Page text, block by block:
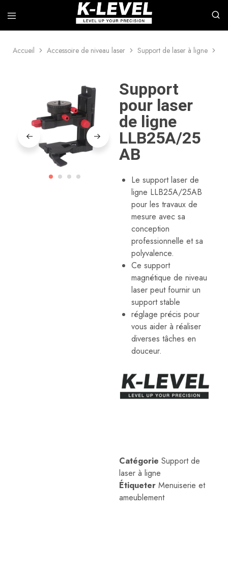
k-
d'instruments
de
mesure
de
haute
précision
Nous
recherche,
le
développement
et
la
fabrication
d'outils
de
mesure
laser
de
Accueil Accessoire de niveau laser Support de laser à ligne
Support
pour laser
de ligne
LLB25A/25
AB
Le support laser de
ligne LLB25A/25AB
pour les travaux de
mesure avec sa
conception
professionnelle et sa
polyvalence.
Ce support
magnétique de niveau
laser peut fournir un
support stable
réglage précis pour
vous aider à réaliser
diverses tâches en
douceur.
Catégorie Support de
laser à ligne
Étiqueter Menuiserie et
ameublement